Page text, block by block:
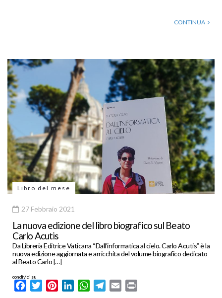
CONTINUA
Libro del mese
27 Febbraio 2021
La nuova edizione del libro biografico sul Beato
Carlo Acutis
Da Libreria Editrice Vaticana “Dall’informatica al cielo. Carlo Acutis” è la
nuova edizione aggiornata e arricchita del volume biografico dedicato
al Beato Carlo […]
condividi su
FacebookTwitterPinterestLinkedInWhatsApp
Telegram
Email